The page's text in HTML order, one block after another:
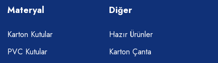
Materyal
Karton Kutular
PVC Kutular
Diğer
Hazır Ürünler
Karton Çanta